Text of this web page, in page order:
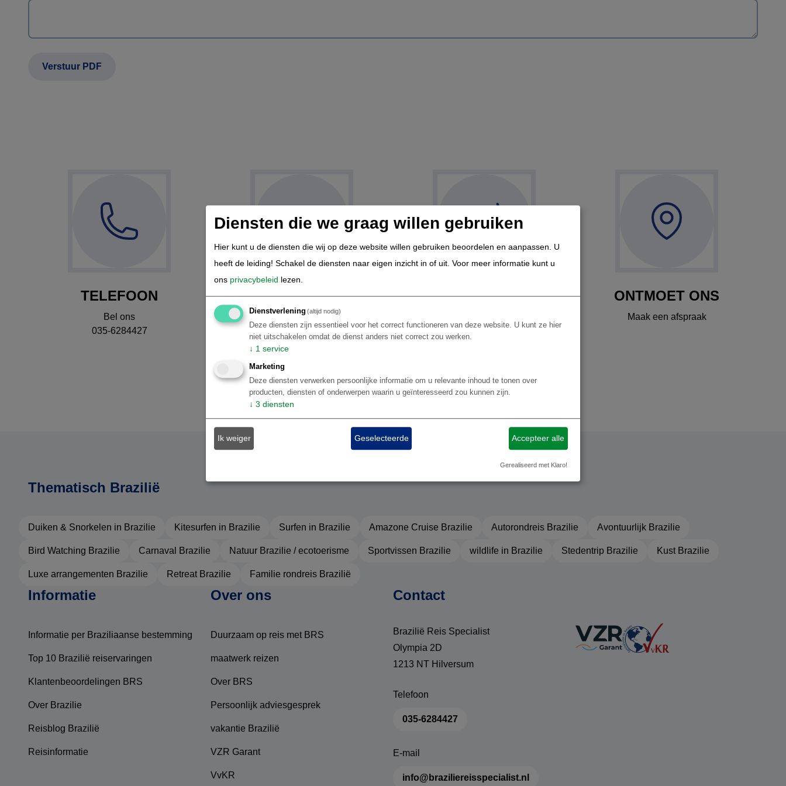
TELEFOON
Bel ons
035-6284427
E-MAIL
Stuur ons een e-mail
FACEBOOK ONTMOET ONS
Maak een afspraak
Thematisch Brazilië
Duiken & Snorkelen in Brazilie Kitesurfen in Brazilie Surfen in Brazilie Amazone Cruise Brazilie Autorondreis Brazilie Avontuurlijk Brazilie
Bird Watching Brazilie Carnaval Brazilie Natuur Brazilie / ecotoerisme Sportvissen Brazilie wildlife in Brazilie Stedentrip Brazilie Kust Brazilie
Luxe arrangementen Brazilie Retreat Brazilie Familie rondreis Brazilië
Informatie
Informatie per Braziliaanse bestemming
Top 10 Brazilië reiservaringen
Klantenbeoordelingen BRS
Over Brazilie
Reisblog Brazilië
Reisinformatie
Over ons
Duurzaam op reis met BRS
maatwerk reizen
Over BRS
Persoonlijk adviesgesprek
vakantie Brazilië
VZR Garant
VvKR
Contact
Brazilië Reis Specialist
Olympia 2D
1213 NT Hilversum
Telefoon
035-6284427
E-mail
info@braziliereisspecialist.nl
Diensten die we graag willen gebruiken
Hier kunt u de diensten die wij op deze website willen gebruiken beoordelen en aanpassen. U
heeft de leiding! Schakel de diensten naar eigen inzicht in of uit. Voor meer informatie kunt u
ons privacybeleid lezen.
Dienstverlening (altijd nodig)
Deze diensten zijn essentieel voor het correct functioneren van deze website. U kunt ze hier
niet uitschakelen omdat de dienst anders niet correct zou werken.
↓ 1 service
Marketing
Deze diensten verwerken persoonlijke informatie om u relevante inhoud te tonen over
producten, diensten of onderwerpen waarin u geïnteresseerd zou kunnen zijn.
↓ 3 diensten
Ik weiger Geselecteerde Accepteer alle
Gerealiseerd met Klaro!